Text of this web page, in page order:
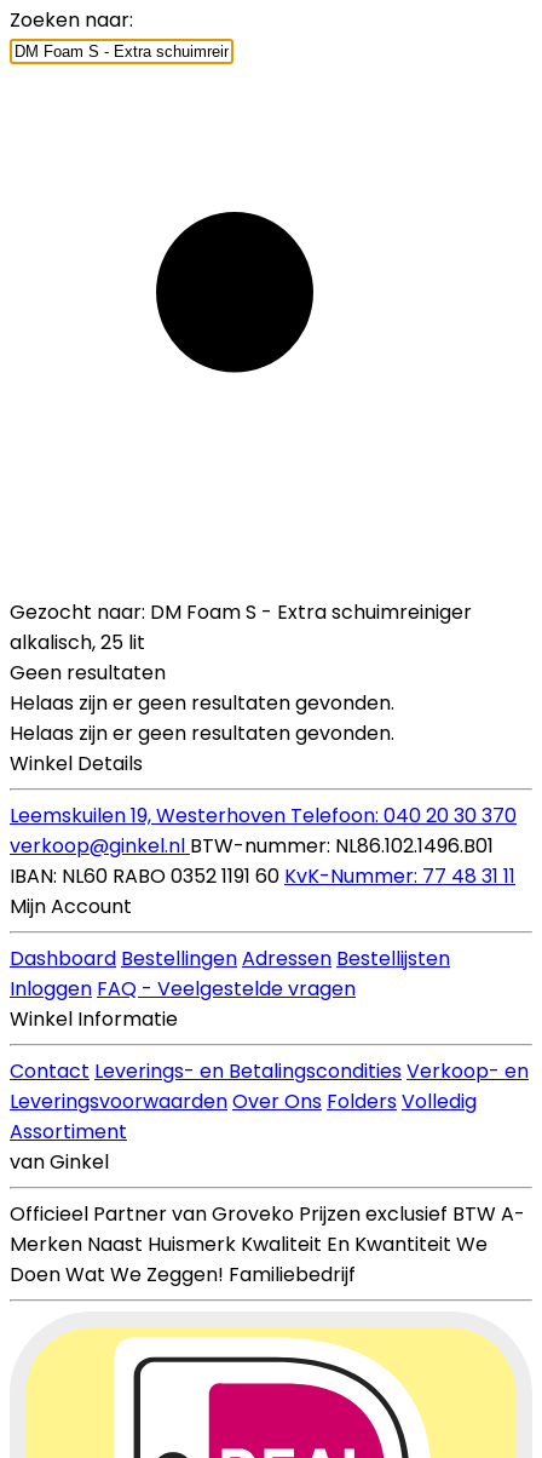
Zoeken naar:
Gezocht naar: DM Foam S - Extra schuimreiniger
alkalisch, 25 lit
Geen resultaten
Helaas zijn er geen resultaten gevonden.
Helaas zijn er geen resultaten gevonden.
Winkel Details
Leemskuilen 19, Westerhoven Telefoon: 040 20 30 370
verkoop@ginkel.nl BTW-nummer: NL86.102.1496.B01
IBAN: NL60 RABO 0352 1191 60 KvK-Nummer: 77 48 31 11
Mijn Account
Dashboard BestellingenAdressen Bestellijsten
Inloggen FAQ - Veelgestelde vragen
Winkel Informatie
Contact Leverings- en BetalingsconditiesVerkoop- en
LeveringsvoorwaardenOver Ons FoldersVolledig
Assortiment
van Ginkel
Officieel Partner van Groveko Prijzen exclusief BTWA-
Merken Naast Huismerk Kwaliteit En Kwantiteit We
Doen Wat We Zeggen! Familiebedrijf